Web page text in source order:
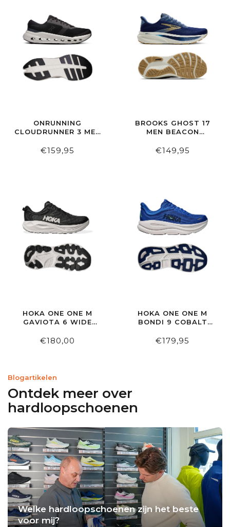
ONRUNNING
CLOUDRUNNER 3 MEN
€159,95
BROOKS GHOST 17
MEN BEACON
€149,95
HOKA ONE ONE M
GAVIOTA 6 WIDE
€180,00
HOKA ONE ONE M
BONDI 9 COBALT
€179,95
Blogartikelen
Ontdek meer over
hardloopschoenen
Welke hardloopschoenen zijn het beste
voor mij?